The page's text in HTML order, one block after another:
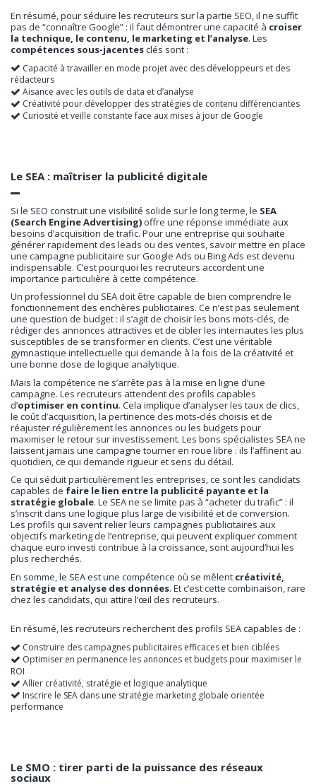
En résumé, pour séduire les recruteurs sur la partie SEO, il ne suffit
pas de “connaître Google” : il faut démontrer une capacité à croiser
la technique, le contenu, le marketing et l’analyse. Les
compétences sous-jacentesclés sont :
Capacité à travailler en mode projet avec des développeurs et des
rédacteurs
Aisance avec les outils de data et d’analyse
Créativité pour développer des stratégies de contenu différenciantes
Curiosité et veille constante face aux mises à jour de Google
Le SEA : maîtriser la publicité digitale
Si le SEO construit une visibilité solide sur le long terme, le SEA
(Search Engine Advertising)offre une réponse immédiate aux
besoins d’acquisition de trafic. Pour une entreprise qui souhaite
générer rapidement des leads ou des ventes, savoir mettre en place
une campagne publicitaire sur Google Ads ou Bing Ads est devenu
indispensable. C’est pourquoi les recruteurs accordent une
importance particulière à cette compétence.
Un professionnel du SEA doit être capable de bien comprendre le
fonctionnement des enchères publicitaires. Ce n’est pas seulement
une question de budget : il s’agit de choisir les bons mots-clés, de
rédiger des annonces attractives et de cibler les internautes les plus
susceptibles de se transformer en clients. C’est une véritable
gymnastique intellectuelle qui demande à la fois de la créativité et
une bonne dose de logique analytique.
Mais la compétence ne s’arrête pas à la mise en ligne d’une
campagne. Les recruteurs attendent des profils capables
d’optimiser en continu. Cela implique d’analyser les taux de clics,
le coût d’acquisition, la pertinence des mots-clés choisis et de
réajuster régulièrement les annonces ou les budgets pour
maximiser le retour sur investissement. Les bons spécialistes SEA ne
laissent jamais une campagne tourner en roue libre : ils l’affinent au
quotidien, ce qui demande rigueur et sens du détail.
Ce qui séduit particulièrement les entreprises, ce sont les candidats
capables de faire le lien entre la publicité payante et la
stratégie globale. Le SEA ne se limite pas à “acheter du trafic” : il
s’inscrit dans une logique plus large de visibilité et de conversion.
Les profils qui savent relier leurs campagnes publicitaires aux
objectifs marketing de l’entreprise, qui peuvent expliquer comment
chaque euro investi contribue à la croissance, sont aujourd’hui les
plus recherchés.
En somme, le SEA est une compétence où se mêlent créativité,
stratégie et analyse des données. Et c’est cette combinaison, rare
chez les candidats, qui attire l’œil des recruteurs.
En résumé, les recruteurs recherchent des profils SEA capables de :
Construire des campagnes publicitaires efficaces et bien ciblées
Optimiser en permanence les annonces et budgets pour maximiser le
ROI
Allier créativité, stratégie et logique analytique
Inscrire le SEA dans une stratégie marketing globale orientée
performance
Le SMO : tirer parti de la puissance des réseaux
sociaux